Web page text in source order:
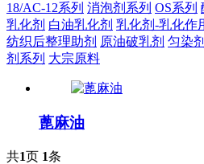
18/AC-12系列 消泡剂系列 OS系列
乳化剂 白油乳化剂 乳化剂-乳化作
纺织后整理助剂 原油破乳剂 匀染
剂系列 大宗原料
蓖麻油
共1页 1条